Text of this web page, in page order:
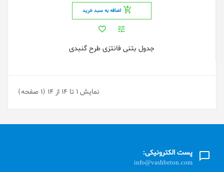
اضافه به سبد خرید
جدول بتنی فانتزی طرح گنبدی
نمایش 1 تا 14 از 14 (1 صفحه)
پست الکترونیکی:
info@vashbeton.com